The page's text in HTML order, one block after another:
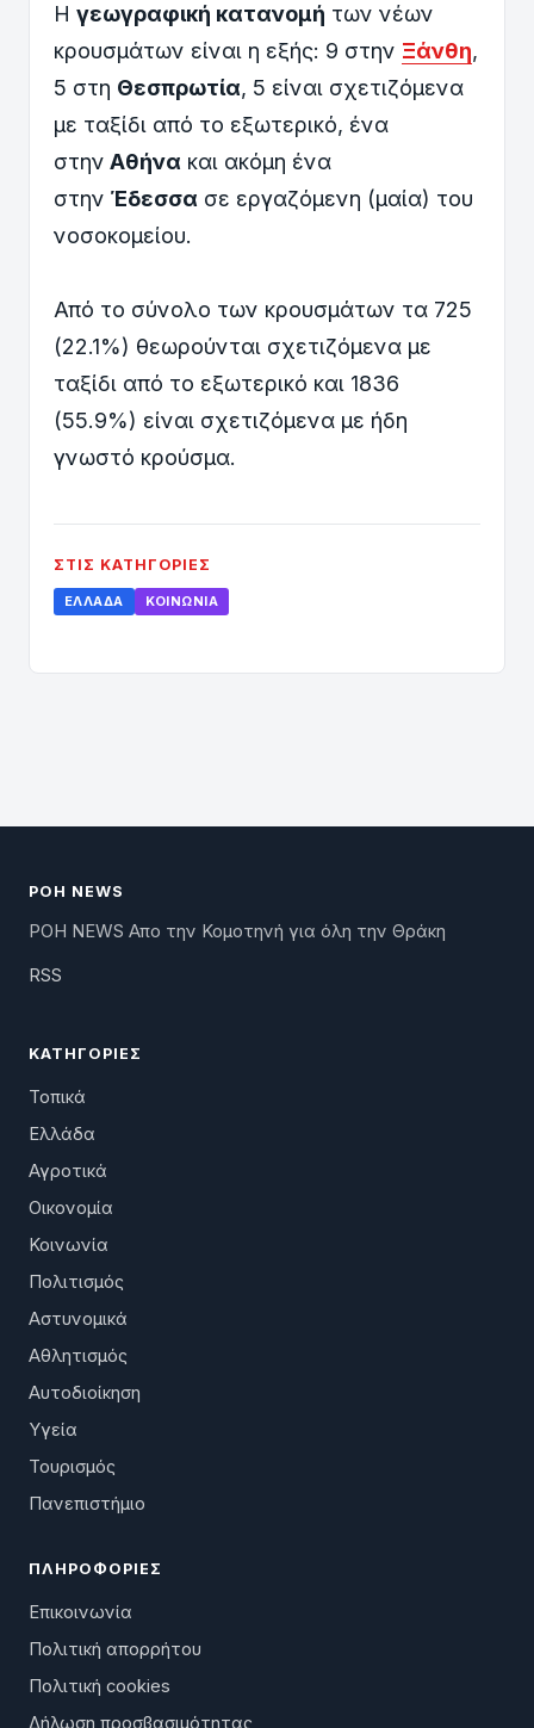
Η γεωγραφική κατανομή των νέων
κρουσμάτων είναι η εξής: 9 στην Ξάνθη,
5 στη Θεσπρωτία, 5 είναι σχετιζόμενα
με ταξίδι από το εξωτερικό, ένα
στην Αθήνα και ακόμη ένα
στην Έδεσσα σε εργαζόμενη (μαία) του
νοσοκομείου.
Από το σύνολο των κρουσμάτων τα 725
(22.1%) θεωρούνται σχετιζόμενα με
ταξίδι από το εξωτερικό και 1836
(55.9%) είναι σχετιζόμενα με ήδη
γνωστό κρούσμα.
ΣΤΙΣ ΚΑΤΗΓΟΡΊΕΣ
ΕΛΛΆΔΑ ΚΟΙΝΩΝΊΑ
ΡΟΗ NEWS
ΡΟΗ NEWS Απο την Κομοτηνή για όλη την Θράκη
RSS
ΚΑΤΗΓΟΡΊΕΣ
Τοπικά
Ελλάδα
Αγροτικά
Οικονομία
Κοινωνία
Πολιτισμός
Αστυνομικά
Αθλητισμός
Αυτοδιοίκηση
Υγεία
Τουρισμός
Πανεπιστήμιο
ΠΛΗΡΟΦΟΡΊΕΣ
Επικοινωνία
Πολιτική απορρήτου
Πολιτική cookies
Δήλωση προσβασιμότητας